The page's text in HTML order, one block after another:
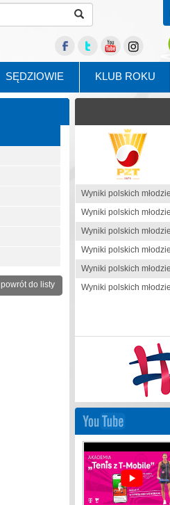
SĘDZIOWIE KLUB ROKU
powrót do listy